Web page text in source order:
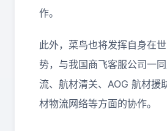
作。
此外，菜鸟也将发挥自身在
势，与我国商飞客服公司一
流、航材清关、AOG 航材援
材物流网络等方面的协作。